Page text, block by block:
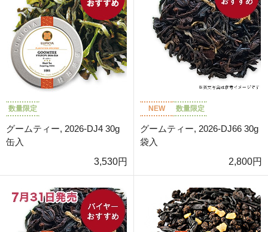
数量限定
グームティー, 2026-DJ4 30g
缶入
3,530円
NEW 数量限定
グームティー, 2026-DJ66 30g
袋入
2,800円